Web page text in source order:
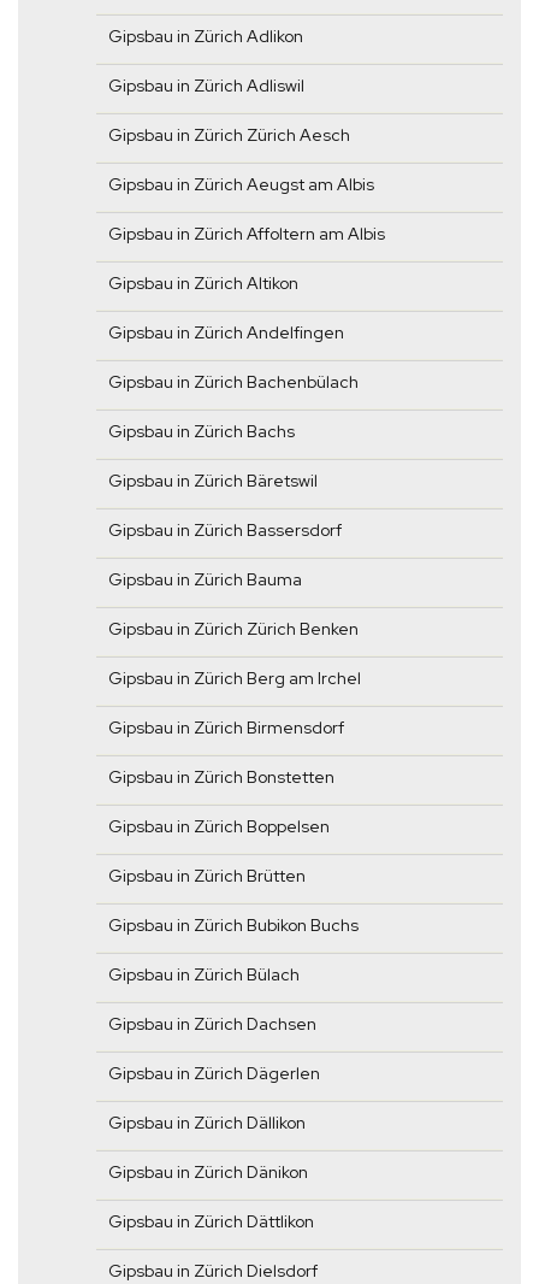
Gipsbau in Zürich Adlikon
Gipsbau in Zürich Adliswil
Gipsbau in Zürich Zürich Aesch
Gipsbau in Zürich Aeugst am Albis
Gipsbau in Zürich Affoltern am Albis
Gipsbau in Zürich Altikon
Gipsbau in Zürich Andelfingen
Gipsbau in Zürich Bachenbülach
Gipsbau in Zürich Bachs
Gipsbau in Zürich Bäretswil
Gipsbau in Zürich Bassersdorf
Gipsbau in Zürich Bauma
Gipsbau in Zürich Zürich Benken
Gipsbau in Zürich Berg am Irchel
Gipsbau in Zürich Birmensdorf
Gipsbau in Zürich Bonstetten
Gipsbau in Zürich Boppelsen
Gipsbau in Zürich Brütten
Gipsbau in Zürich Bubikon Buchs
Gipsbau in Zürich Bülach
Gipsbau in Zürich Dachsen
Gipsbau in Zürich Dägerlen
Gipsbau in Zürich Dällikon
Gipsbau in Zürich Dänikon
Gipsbau in Zürich Dättlikon
Gipsbau in Zürich Dielsdorf